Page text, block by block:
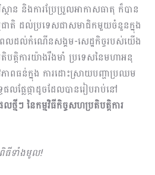
ថាន និងការប្រែប្រួលអាកាសធាតុ ក៏បាន
មជាតិ ដល់ប្រទេសជាសមាជិកមួយចំនួនក្នុង
លដល់កំណើនសង្គម-សេដ្ឋកិច្ចរបស់យើង
ត្តិការ​យ៉ាងរឹងមាំ ប្រទេសនៃមហាអនុ
ភាពធន់ក្នុង ការដោះស្រាយបញ្ហាប្រឈម
លែផ្កាដូចដែលបានរៀបរាប់នៅ
មីៗ នៃកម្មវិធីកិច្ចសហប្រតិបត្តិការ
ធីទាំងមូល!